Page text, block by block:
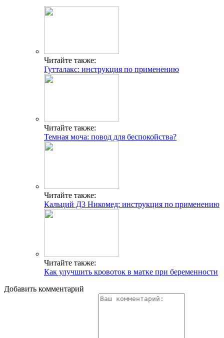
Читайте также:
Гутталакс: инструкция по применению
Читайте также:
Темная моча: повод для беспокойства?
Читайте также:
Кальций Д3 Никомед: инструкция по применению
Читайте также:
Как улучшить кровоток в матке при беременности
Добавить комментарий